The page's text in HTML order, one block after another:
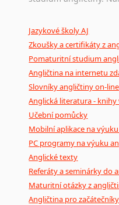
poradny a pravidla
Jazykové školy AJ
Zkoušky a certifikáty z
Pomaturitní studium
Angličtina na internetu
Slovníky angličtiny on-line
Anglická literatura -
Učební pomůcky
Mobilní aplikace na
PC programy na výuku
Anglické texty
Referáty a seminárky do
Maturitní otázky z
Angličtina pro začátečníky